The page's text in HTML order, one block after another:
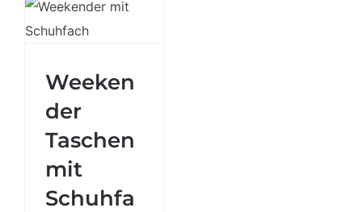
Weekender
Schuhfach:
Stilvolle und
praktische
Begleiter für
Weeken
der
Taschen
mit
Schuhfa